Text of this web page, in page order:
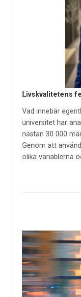
Livskvalitetens
Vad innebär
universitet har
nästan 30 000
Genom att
olika variablerna